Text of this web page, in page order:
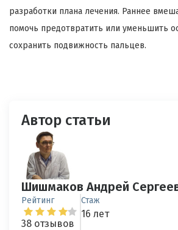
разработки плана лечения. Раннее
помочь предотвратить или уменьшить
сохранить подвижность пальцев.
Автор статьи
Шишмаков Андрей
Рейтинг
38 отзывов
Стаж
16 лет